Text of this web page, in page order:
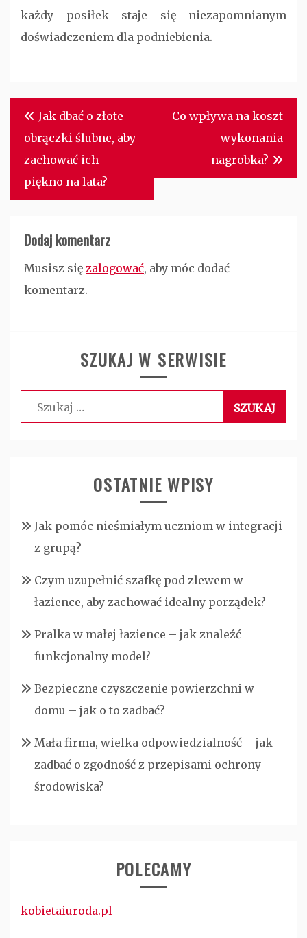
każdy posiłek staje się niezapomnianym
doświadczeniem dla podniebienia.
Nawigacja
wpisu
Jak dbać o złote
obrączki ślubne, aby
zachować ich
piękno na lata?
Co wpływa na koszt
wykonania
nagrobka?
Dodaj komentarz
Musisz się zalogować, aby móc dodać
komentarz.
SZUKAJ W SERWISIE
Szukaj:
OSTATNIE WPISY
Jak pomóc nieśmiałym uczniom w integracji
z grupą?
Czym uzupełnić szafkę pod zlewem w
łazience, aby zachować idealny porządek?
Pralka w małej łazience – jak znaleźć
funkcjonalny model?
Bezpieczne czyszczenie powierzchni w
domu – jak o to zadbać?
Mała firma, wielka odpowiedzialność – jak
zadbać o zgodność z przepisami ochrony
środowiska?
POLECAMY
kobietaiuroda.pl